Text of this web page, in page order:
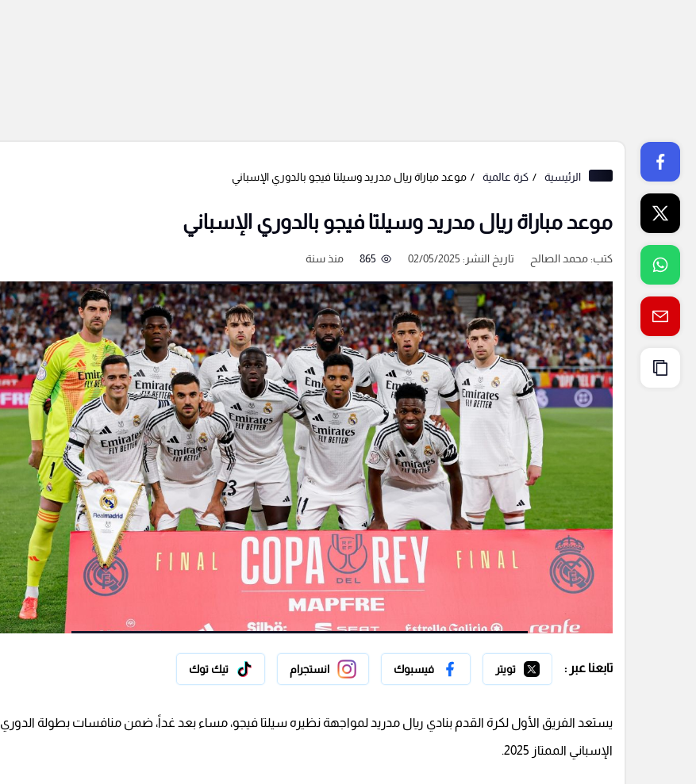
الرئيسية كرة عالمية موعد مباراة ريال مدريد وسيلتا فيجو بالدوري الإسباني
موعد مباراة ريال مدريد وسيلتا فيجو بالدوري الإسباني
كتب:محمد الصالح تاريخ النشر: 02/05/2025 865 منذ سنة
تابعنا عبر : تويتر فيسبوك انستجرام تيك توك
يستعد الفريق الأول لكرة القدم بنادي ريال مدريد لمواجهة نظيره سيلتا فيجو، مساء بعد غداً، ضمن منافسات بطولة الدوري
الإسباني الممتاز 2025.